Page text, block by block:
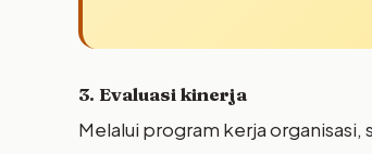
3. Evaluasi kinerja
Melalui program kerja